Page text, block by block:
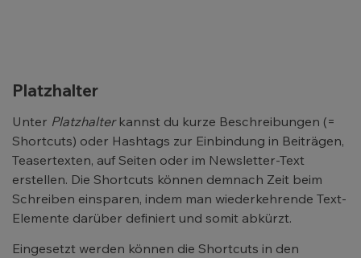
Platzhalter
Unter Platzhalterkannst du kurze Beschreibungen (=
Shortcuts) oder Hashtags zur Einbindung in Beiträgen,
Teasertexten, auf Seiten oder im Newsletter-Text
erstellen. Die Shortcuts können demnach Zeit beim
Schreiben einsparen, indem man wiederkehrende Text-
Elemente darüber definiert und somit abkürzt.
Eingesetzt werden können die Shortcuts in den